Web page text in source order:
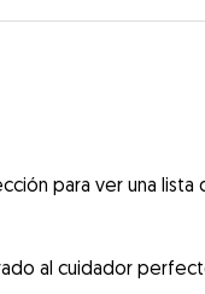
para ver una
al cuidador